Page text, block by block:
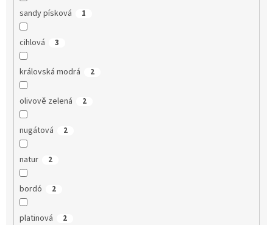
sandy písková 1
cihlová 3
královská modrá 2
olivově zelená 2
nugátová 2
natur 2
bordó 2
platinová 2